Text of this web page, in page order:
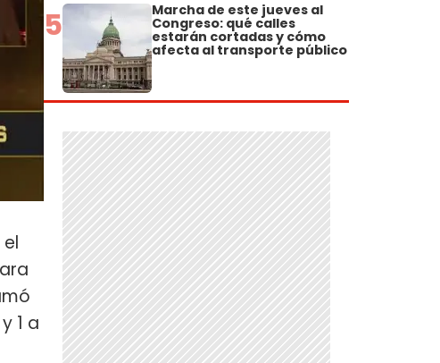
1 a
5 Marcha de este jueves al
Congreso: qué calles
estarán cortadas y cómo
afecta al transporte público